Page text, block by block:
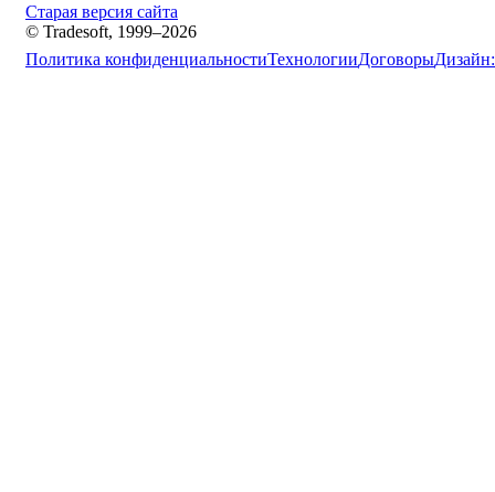
Старая версия сайта
© Tradesoft, 1999–2026
Политика конфиденциальностиТехнологииДоговорыДизайн: